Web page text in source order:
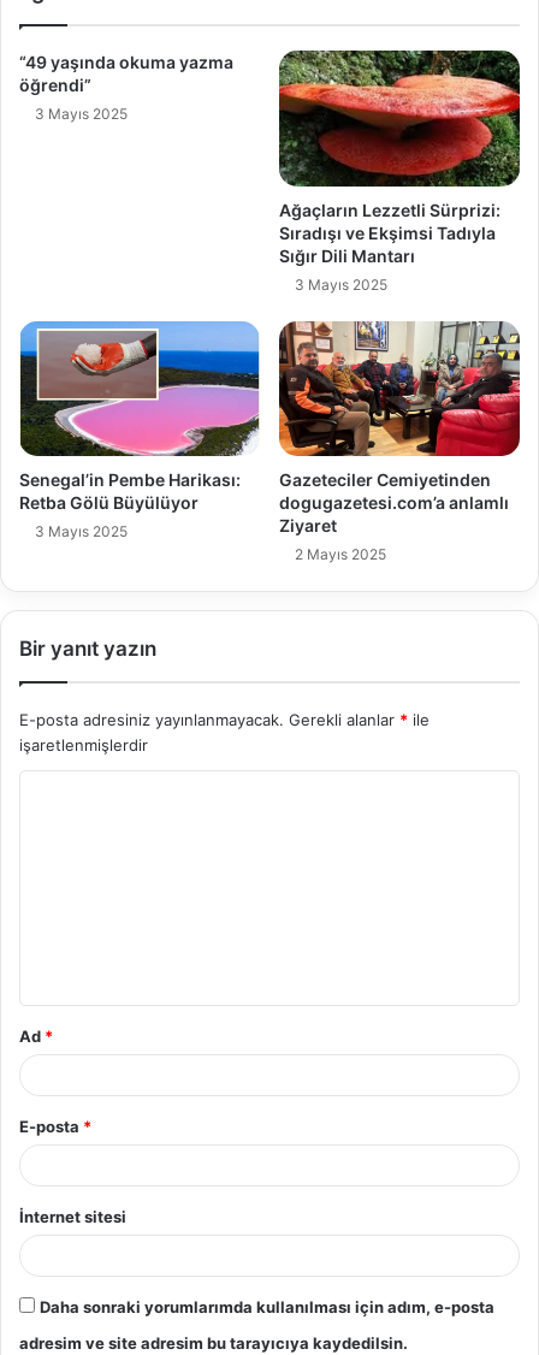
“49 yaşında okuma yazma
öğrendi”
3 Mayıs 2025
Ağaçların Lezzetli Sürprizi:
Sıradışı ve Ekşimsi Tadıyla
Sığır Dili Mantarı
3 Mayıs 2025
Senegal’in Pembe Harikası:
Retba Gölü Büyülüyor
3 Mayıs 2025
Gazeteciler Cemiyetinden
dogugazetesi.com’a anlamlı
Ziyaret
2 Mayıs 2025
Bir yanıt yazın
E-posta adresiniz yayınlanmayacak. Gerekli alanlar * ile
işaretlenmişlerdir
Ad *
E-posta *
İnternet sitesi
Daha sonraki yorumlarımda kullanılması için adım, e-posta
adresim ve site adresim bu tarayıcıya kaydedilsin.